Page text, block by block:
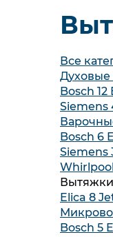
Все
Bosch 12
Siemens
Bosch 6
Siemens
Whirlpool
Elica 8
Bosch 5